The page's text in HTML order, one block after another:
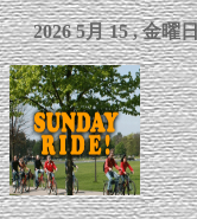
2026 5月 15 , 金曜